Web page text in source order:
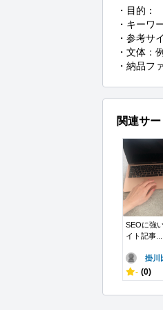
・目的：
・キーワ
・参考サ
・文体：
・納品フ
関連サ
SEOに強
イト記事...
掛川
- (0)